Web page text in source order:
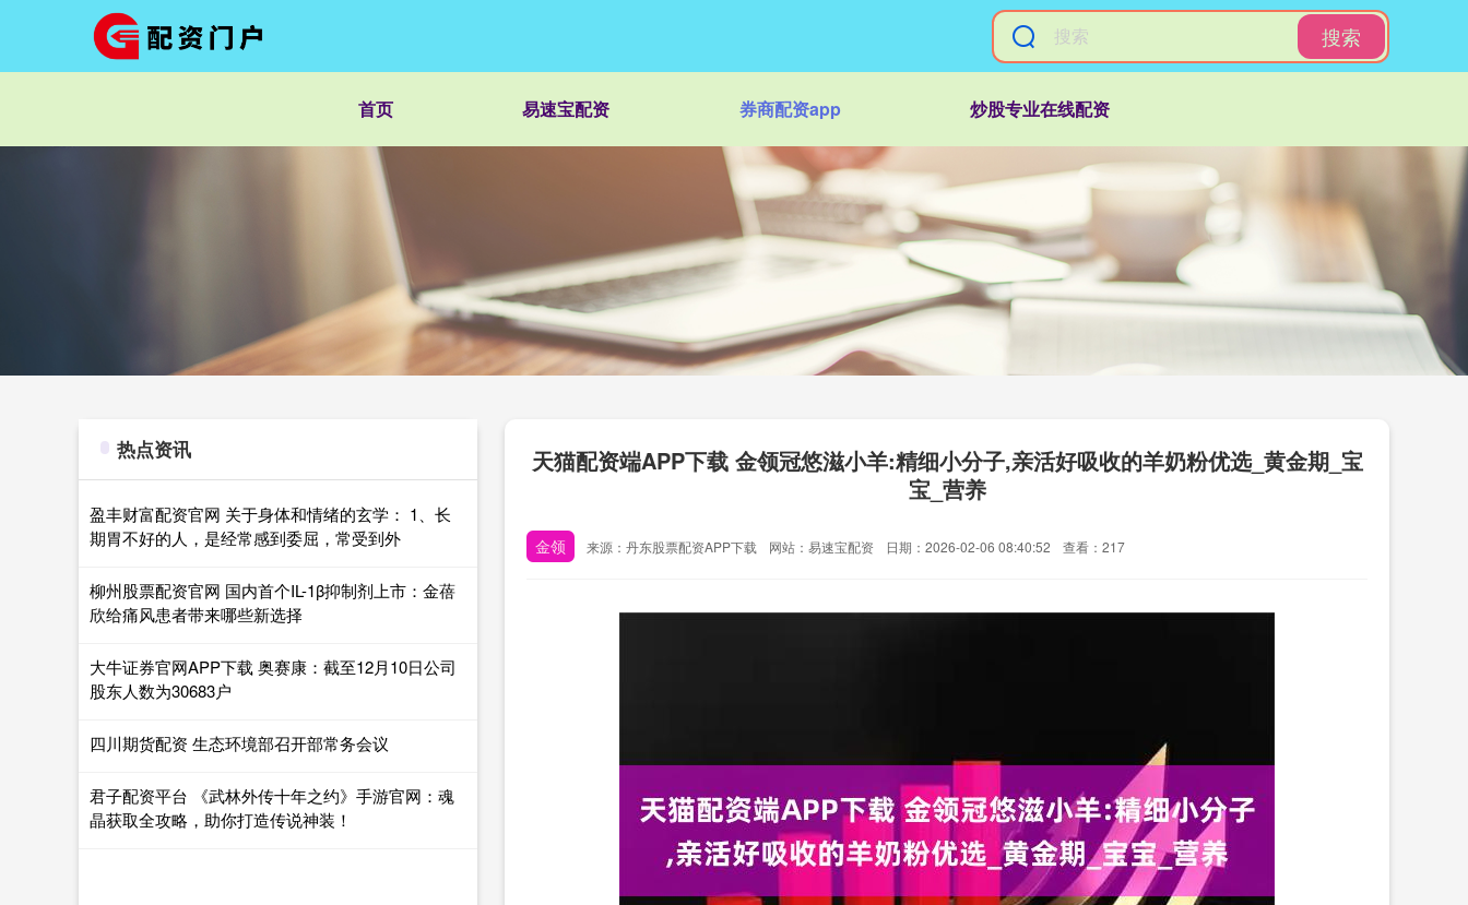
搜索
首页 易速宝配资 券商配资app 炒股专业在线配资
天猫配资端APP下载 金领冠悠滋小羊:精细小分子,亲活好吸收的羊奶粉优选_黄金期_宝
宝_营养
金领 来源：丹东股票配资APP下载 网站：易速宝配资 日期：2026-02-06 08:40:52 查看：217
热点资讯
盈丰财富配资官网 关于身体和情绪的玄学： 1、长
期胃不好的人，是经常感到委屈，常受到外
柳州股票配资官网 国内首个IL-1β抑制剂上市：金蓓
欣给痛风患者带来哪些新选择
大牛证券官网APP下载 奥赛康：截至12月10日公司
股东人数为30683户
四川期货配资 生态环境部召开部常务会议
君子配资平台 《武林外传十年之约》手游官网：魂
晶获取全攻略，助你打造传说神装！